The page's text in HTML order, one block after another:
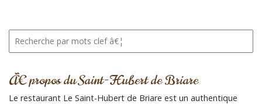
a
v
g
a
e
r
Ã€ propos du Saint-Hubert de Briare
Le restaurant Le Saint-Hubert de Briare est un authentique